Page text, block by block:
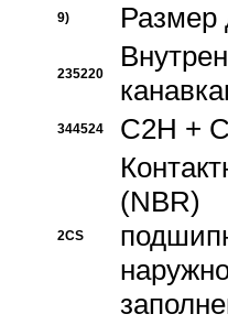
9) Размер
235220
344524 C2H +
2CS
(NBR)